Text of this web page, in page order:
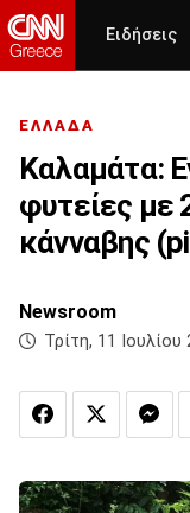
Ειδήσεις
ΕΛΛΑΔΑ
Καλαμάτα:
φυτείες με
κάνναβης
Newsroom
Τρίτη, 11 Ιουλίου